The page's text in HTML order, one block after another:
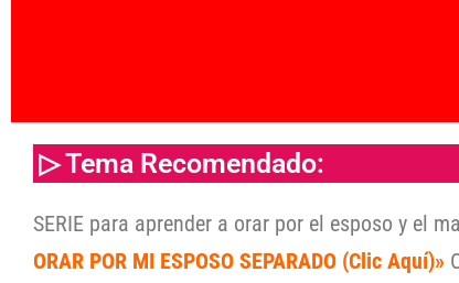
▷ Tema Recomendado:
SERIE para aprender a orar por el esposo y el
ORAR POR MI ESPOSO SEPARADO (Clic Aquí)»